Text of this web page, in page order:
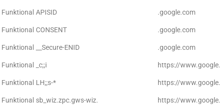
Funktional APISID .google.com
Funktional CONSENT .google.com
Funktional __Secure-ENID .google.com
Funktional _c;;i https://
Funktional LH;;s-* https://
Funktional sb_wiz.zpc.gws-wiz. https://